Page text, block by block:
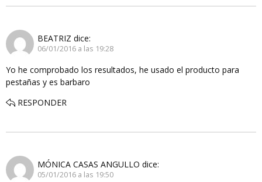
BEATRIZ dice:
06/01/2016 a las 19:28
Yo he comprobado los resultados, he usado el producto para
pestañas y es barbaro
RESPONDER
MÓNICA CASAS ANGULLO dice:
05/01/2016 a las 19:50